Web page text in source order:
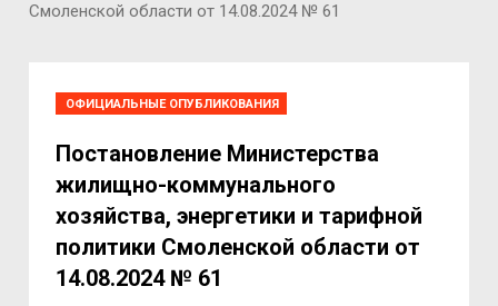
Смоленской области от 14.08.2024 № 61
ОФИЦИАЛЬНЫЕ ОПУБЛИКОВАНИЯ
Постановление Министерства
жилищно-коммунального
хозяйства, энергетики и тарифной
политики Смоленской области от
14.08.2024 № 61